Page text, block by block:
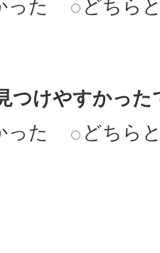
った
どちら
つけやすかった
った
どちら